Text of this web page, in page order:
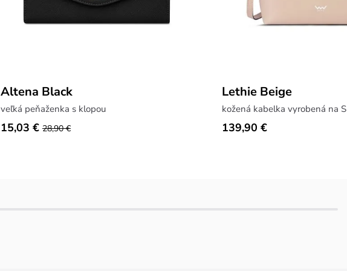
Altena Black
veľká peňaženka s klopou
15,03 € 28,90 €
Lethie Beige
kožená kabelka vyrobená na
139,90 €